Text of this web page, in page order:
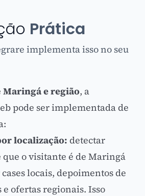
Prática
implementa isso no seu
Maringá e região, a
pode ser implementada de
localização: detectar
o visitante é de Maringá
locais, depoimentos de
ofertas regionais. Isso